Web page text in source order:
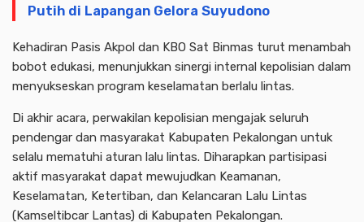
Putih di Lapangan Gelora Suyudono
Kehadiran Pasis Akpol dan KBO Sat Binmas turut menambah
bobot edukasi, menunjukkan sinergi internal kepolisian dalam
menyukseskan program keselamatan berlalu lintas.
Di akhir acara, perwakilan kepolisian mengajak seluruh
pendengar dan masyarakat Kabupaten Pekalongan untuk
selalu mematuhi aturan lalu lintas. Diharapkan partisipasi
aktif masyarakat dapat mewujudkan Keamanan,
Keselamatan, Ketertiban, dan Kelancaran Lalu Lintas
(Kamseltibcar Lantas) di Kabupaten Pekalongan.